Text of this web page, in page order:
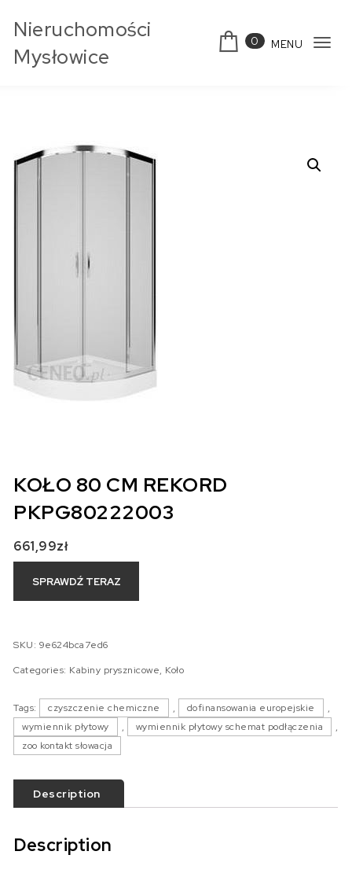
Nieruchomości
Mysłowice
0 MENU
KOŁO 80 CM REKORD
PKPG80222003
661,99zł
SPRAWDŹ TERAZ
SKU: 9e624bca7ed6
Categories: Kabiny prysznicowe, Koło
Tags: czyszczenie chemiczne , dofinansowania europejskie
,
wymiennik płytowy
, wymiennik płytowy schemat podłączenia
,
zoo kontakt słowacja
Description
Description